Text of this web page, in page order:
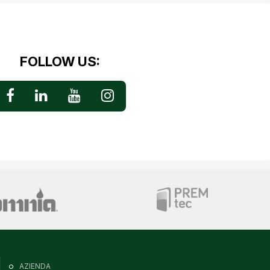
FOLLOW US:
AZIENDA